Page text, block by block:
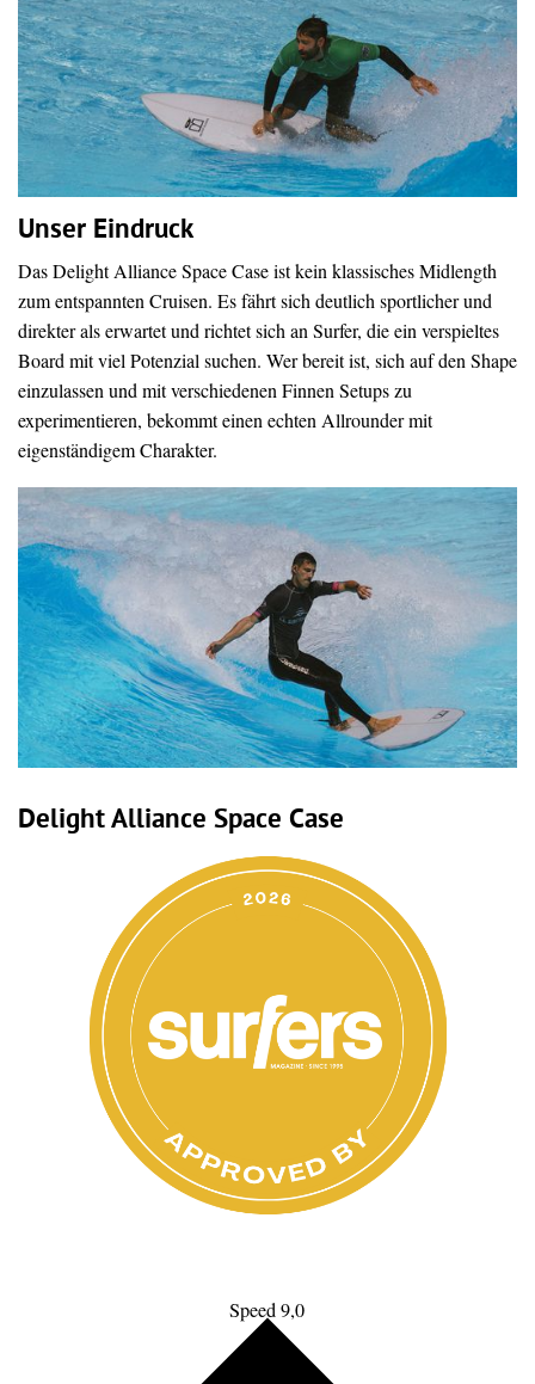
Unser Eindruck
Das Delight Alliance Space Case ist kein klassisches Midlength
zum entspannten Cruisen. Es fährt sich deutlich sportlicher und
direkter als erwartet und richtet sich an Surfer, die ein verspieltes
Board mit viel Potenzial suchen. Wer bereit ist, sich auf den Shape
einzulassen und mit verschiedenen Finnen Setups zu
experimentieren, bekommt einen echten Allrounder mit
eigenständigem Charakter.
Delight Alliance Space Case
Speed 9,0